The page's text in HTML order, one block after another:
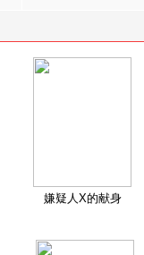
嫌疑人X的献身